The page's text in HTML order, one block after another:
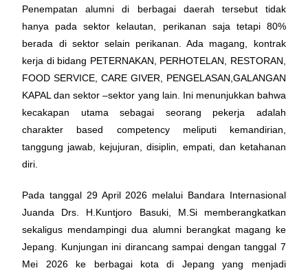
Penempatan alumni di berbagai daerah tersebut tidak
hanya pada sektor kelautan, perikanan saja tetapi 80%
berada di sektor selain perikanan. Ada magang, kontrak
kerja di bidang PETERNAKAN, PERHOTELAN, RESTORAN,
FOOD SERVICE, CARE GIVER, PENGELASAN,GALANGAN
KAPAL dan sektor –sektor yang lain. Ini menunjukkan bahwa
kecakapan utama sebagai seorang pekerja adalah
charakter based competency meliputi kemandirian,
tanggung jawab, kejujuran, disiplin, empati, dan ketahanan
diri.
Pada tanggal 29 April 2026 melalui Bandara Internasional
Juanda Drs. H.Kuntjoro Basuki, M.Si memberangkatkan
sekaligus mendampingi dua alumni berangkat magang ke
Jepang. Kunjungan ini dirancang sampai dengan tanggal 7
Mei 2026 ke berbagai kota di Jepang yang menjadi